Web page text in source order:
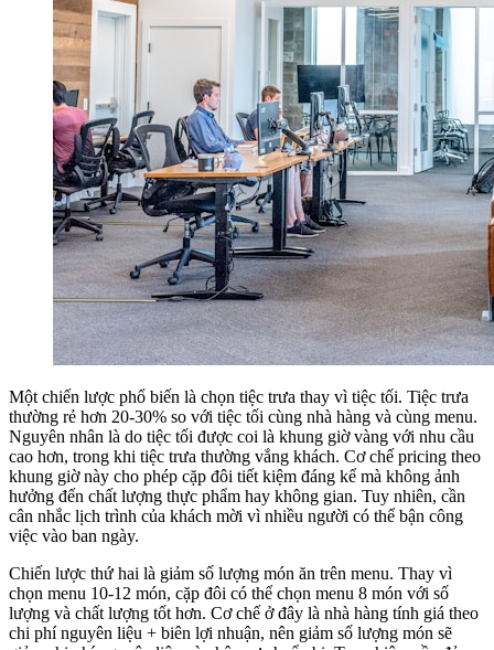
Một chiến lược phổ biến là chọn tiệc trưa thay vì tiệc tối. Tiệc trưa
thường rẻ hơn 20-30% so với tiệc tối cùng nhà hàng và cùng menu.
Nguyên nhân là do tiệc tối được coi là khung giờ vàng với nhu cầu
cao hơn, trong khi tiệc trưa thường vắng khách. Cơ chế pricing theo
khung giờ này cho phép cặp đôi tiết kiệm đáng kể mà không ảnh
hưởng đến chất lượng thực phẩm hay không gian. Tuy nhiên, cần
cân nhắc lịch trình của khách mời vì nhiều người có thể bận công
việc vào ban ngày.
Chiến lược thứ hai là giảm số lượng món ăn trên menu. Thay vì
chọn menu 10-12 món, cặp đôi có thể chọn menu 8 món với số
lượng và chất lượng tốt hơn. Cơ chế ở đây là nhà hàng tính giá theo
chi phí nguyên liệu + biên lợi nhuận, nên giảm số lượng món sẽ